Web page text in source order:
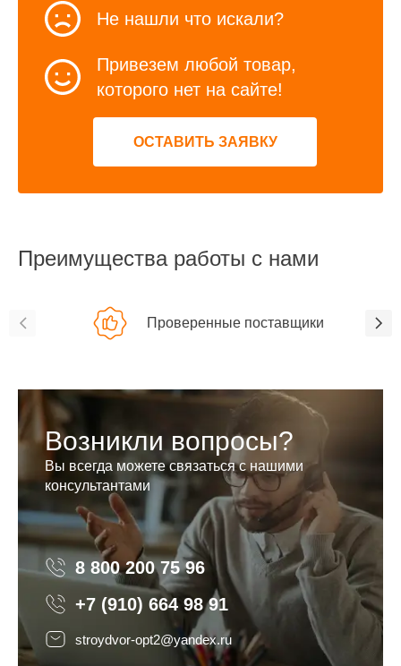
Не нашли что искали?
Привезем любой товар,
которого нет на сайте!
ОСТАВИТЬ ЗАЯВКУ
Преимущества работы с нами
Проверенные поставщики
Возникли вопросы?
Вы всегда можете связаться с нашими
консультантами
8 800 200 75 96 8 800 200 75 96
+7 (910) 664 98 91
stroydvor-opt2@yandex.ru